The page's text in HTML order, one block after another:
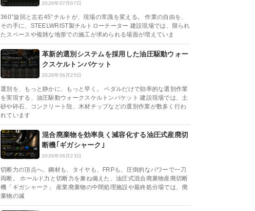
2026年07月07日
360°旋回と左右45°チルトが、現場の常識を変える。 作業の自由を、
その手に、STEELWRIST製チルトローテーター 建設現場では、限られ
たスペースや複雑な地形での施工が求められる場面が増えていま
革新的選別システムを採用した油圧駆動ウォー
クスケルトンバケット
2026年06月25日
選別を、もっと静かに、もっと早く。 ペダルだけで効率的な選別作業
を実現する、油圧駆動ウォークスケルトンバケット 建設現場では、土
砂や砕石、コンクリート殻、木材チップなどの選別作業が数多く行わ
れています
混合廃棄物を効率良く減容化する油圧式産廃切
断機｢ギガシャーク｣
2026年06月23日
切断力の頂点へ。鋼材も、タイヤも、FRPも、圧倒的なパワーで一刀
両断。 ホールド力と切断力を兼ね備えた、油圧式混合廃棄物産廃切断
機「ギガシャーク」 産業廃棄物の中間処理施設や最終処分場では、廃
棄物の減